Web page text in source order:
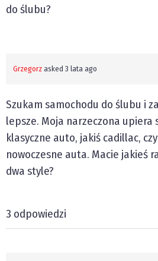
do ślubu?
Grzegorz asked 3 lata ago
Szukam samochodu do ślubu i
lepsze. Moja narzeczona upiera
klasyczne auto, jakiś cadillac,
nowoczesne auta. Macie jakieś
dwa style?
3 odpowiedzi